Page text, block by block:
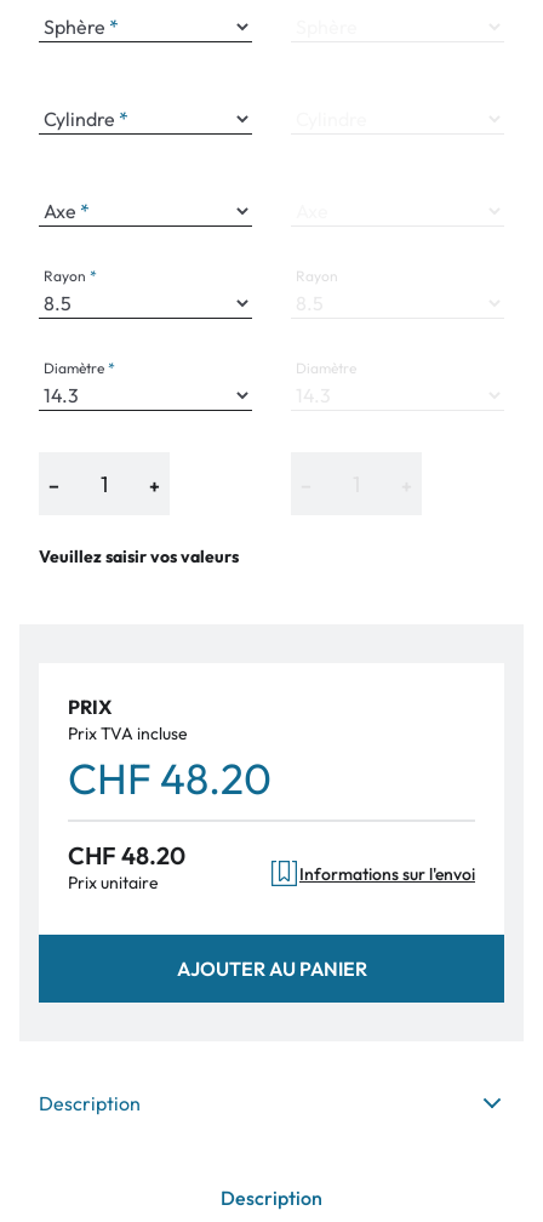
Sphère
Cylindre
Axe
Rayon
Diamètre
− +
Veuillez saisir vos valeurs
Rayon
Diamètre
PRIX
Prix TVA incluse
CHF 48.20
CHF 48.20
Prix unitaire Informations sur l'envoi
AJOUTER AU PANIER
Description
Description